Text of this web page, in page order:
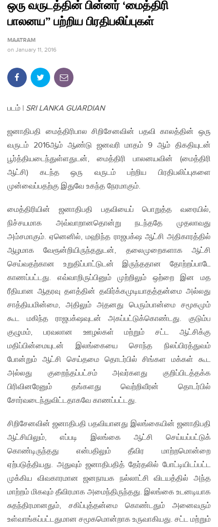
ஒரு வருடத்தின் பின்னர் ‘மைத்திரி
பாலனய” பற்றிய பிரதிபலிப்புகள்
MAATRAM
on January 11, 2016
படம் | SRI LANKA GUARDIAN
ஜனாதிபதி மைத்திரிபால சிறிசேனவின் பதவி காலத்தின் ஒரு
வருடம் 2016ஆம் ஆண்டு ஜனவரி மாதம் 9 ஆம் திகதியுடன்
பூர்த்தியடைந்துள்ளதுடன், மைத்திரி பாலனயவின் (மைத்திரி
ஆட்சி) கடந்த ஒரு வருடம் பற்றிய பிரதிபலிப்புகளை
முன்வைப்பதற்கு இதுவே உகந்த நேரமாகும்.
மைத்திரியின் ஜனாதிபதி பதவியைப் பொறுத்த வரையில்,
நிச்சயமாக அவ்வாறானதொன்று நடந்ததே முதலாவது
அம்சமாகும். ஏனெனில், மஹிந்த ராஜபக்‌ஷ ஆட்சி அதிகாரத்தில்
ஆழமாக வேரூன்றியிருந்ததுடன், தலைமுறைகளாக ஆட்சி
செய்வதற்கான உறுதிப்பாட்டுடன் இருந்ததான தோற்றப்பாடே
காணப்பட்டது. எவ்வாறிருப்பினும் முற்றிலும் ஒற்றை இன மத
ரீதியான ஆதரவு தளத்தின் தவிர்க்கமுடியாதத்தன்மை அல்லது
சாத்தியமின்மை, அதிலும் அதனது பெரும்பான்மை சமூகமும்
கூட மகிந்த ராஜபக்‌ஷவுடன் அகப்பட்டுக்கொண்டது. குடும்ப
குழுமம், பரவலான ஊழல்கள் மற்றும் சட்ட ஆட்சிக்கு
மதிப்பின்மையுடன் இலங்கையை சொந்த நிலப்பிரத்துவம்
போன்றும் ஆட்சி செய்தமை தொடர்பில் சிங்கள மக்கள் கூட
அல்லது குறைந்தப்பட்சம் அவர்களது குறிப்பிடத்தக்க
பிரிவினரேனும் தங்களது வெற்றிவீரன் தொடர்பில்
சோர்வடைந்துவிட்டதாகவே காணப்பட்டது.
சிறிசேனவின் ஜனாதிபதி பதவியானது இலங்கையின் ஜனாதிபதி
ஆட்சியிலும், எப்படி இலங்கை ஆட்சி செய்யப்பட்டுக்
கொண்டிருந்தது என்பதிலும் தீவிர மாற்றமொன்றை
ஏற்படுத்தியது. அதுவும் ஜனாதிபதித் தேர்தலில் போட்டியிடப்பட்ட
முக்கிய விவகாரமான ஜனநாயக நல்லாட்சி விடயத்தில் அந்த
மாற்றம் மிகவும் தீவிரமாக அமைந்திருந்தது. இலங்கை உடனடியாக
சுதந்திரமானதும், சகிப்புத்தன்மை கொண்டதும் அனைவரும்
உள்வாங்கப்பட்டதுமான சமூகமொன்றாக உருவாகியது. சட்ட மற்றும்